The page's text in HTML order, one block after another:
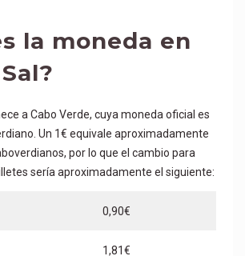
la moneda en
a Cabo Verde, cuya moneda oficial es
Un 1€ equivale aproximadamente
por lo que el cambio para
sería aproximadamente el siguiente:
0,90€
1,81€